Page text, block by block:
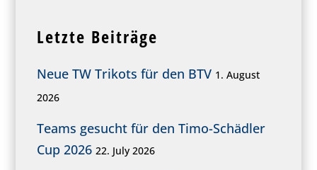
Letzte Beiträge
Neue TW Trikots für den BTV 1. August
2026
Teams gesucht für den Timo-Schädler
Cup 2026 22. July 2026